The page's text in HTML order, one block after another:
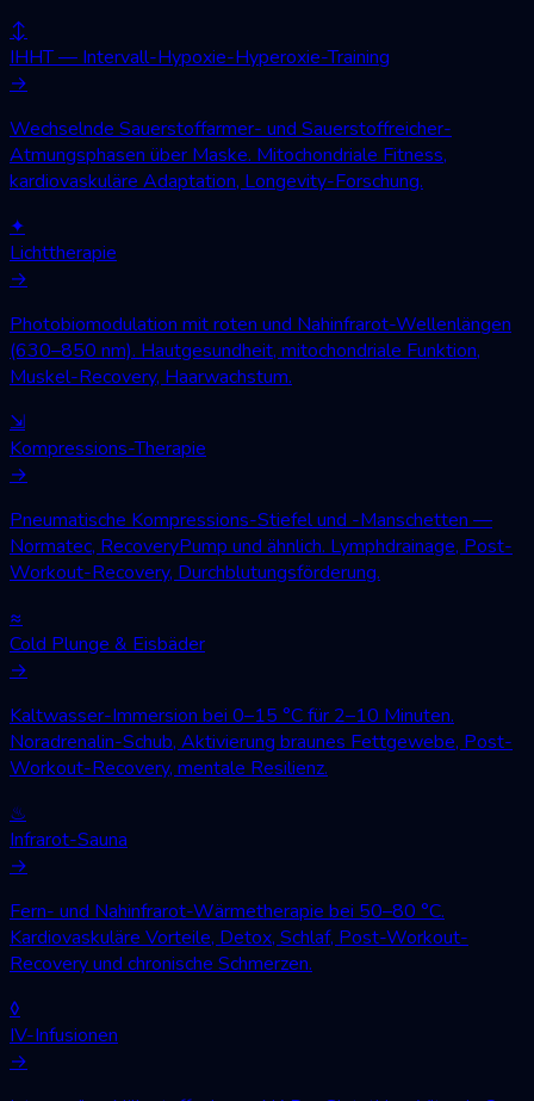
↕
IHHT — Intervall-Hypoxie-Hyperoxie-Training
→
Wechselnde Sauerstoffarmer- und Sauerstoffreicher-
Atmungsphasen über Maske. Mitochondriale Fitness,
kardiovaskuläre Adaptation, Longevity-Forschung.
✦
Lichttherapie
→
Photobiomodulation mit roten und Nahinfrarot-Wellenlängen
(630–850 nm). Hautgesundheit, mitochondriale Funktion,
Muskel-Recovery, Haarwachstum.
⇲
Kompressions-Therapie
→
Pneumatische Kompressions-Stiefel und -Manschetten —
Normatec, RecoveryPump und ähnlich. Lymphdrainage, Post-
Workout-Recovery, Durchblutungsförderung.
≈
Cold Plunge & Eisbäder
→
Kaltwasser-Immersion bei 0–15 °C für 2–10 Minuten.
Noradrenalin-Schub, Aktivierung braunes Fettgewebe, Post-
Workout-Recovery, mentale Resilienz.
♨
Infrarot-Sauna
→
Fern- und Nahinfrarot-Wärmetherapie bei 50–80 °C.
Kardiovaskuläre Vorteile, Detox, Schlaf, Post-Workout-
Recovery und chronische Schmerzen.
◊
IV-Infusionen
→